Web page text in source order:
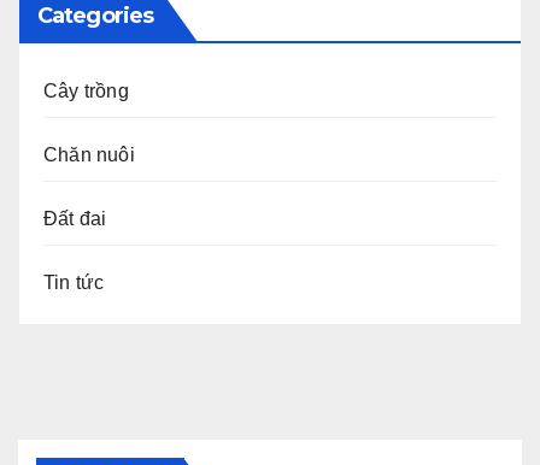
Categories
Cây trồng
Chăn nuôi
Đất đai
Tin tức